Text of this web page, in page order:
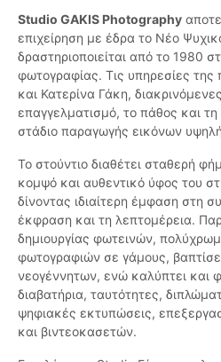
Studio GAKIS Photography
επιχείρηση με έδρα το Νέο
δραστηριοποιείται από το 1980
φωτογραφίας. Τις υπηρεσίες της
και Κατερίνα Γάκη,
επαγγελματισμό, το πάθος και
στάδιο παραγωγής εικόνων
Το στούντιο διαθέτει σταθερή
κομψό και αυθεντικό ύφος του
δίνοντας ιδιαίτερη έμφαση στη
έκφραση και τη λεπτομέρεια.
δημιουργίας φωτεινών,
φωτογραφιών σε γάμους,
νεογέννητων, ενώ καλύπτει και
διαβατήρια, ταυτότητες,
ψηφιακές εκτυπώσεις,
και βιντεοκασετών.